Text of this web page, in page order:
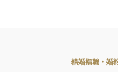
結婚指輪・婚